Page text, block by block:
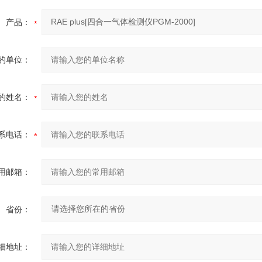
产品：
单位：
姓名：
电话：
邮箱：
省份：
地址：